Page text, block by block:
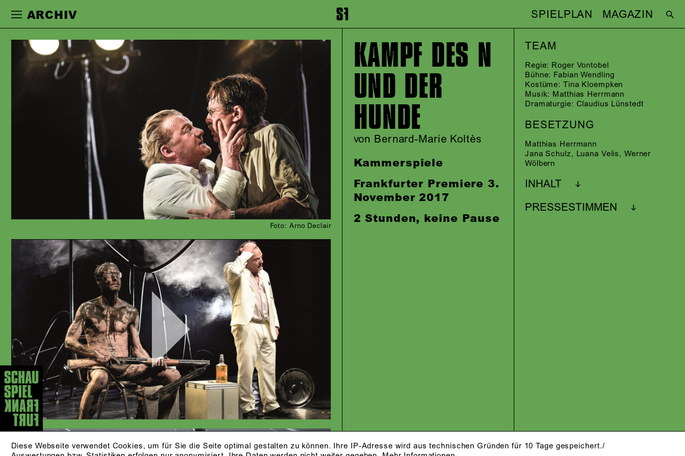
Zur Hauptnavigation springen Zum Footer springen
ARCHIV SPIELPLAN MAGAZIN
Diese Webseite verwendet Cookies, um für Sie die Seite optimal gestalten zu können. Ihre IP-Adresse wird aus technischen Gründen für 10 Tage gespeichert./
KAMPF DES N
UND DER
HUNDE
von Bernard-Marie Koltès
Kammerspiele
Frankfurter Premiere 3.
November 2017
2 Stunden, keine Pause
TEAM
Regie: Roger Vontobel
Bühne: Fabian Wendling
Kostüme: Tina Kloempken
Musik: Matthias Herrmann
Dramaturgie: Claudius Lünstedt
BESETZUNG
Matthias Herrmann
Jana Schulz, Luana Velis, Werner
Wölbern
INHALT
PRESSESTIMMEN
Foto: Arno Declair
Play
Video